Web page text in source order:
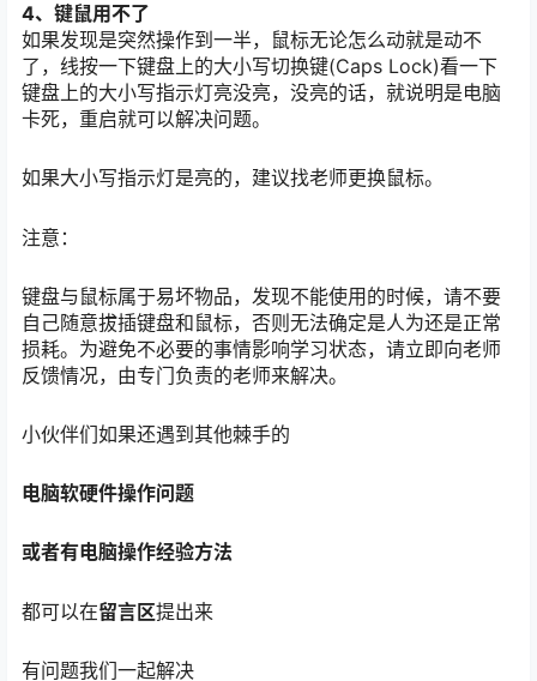
4、键鼠用不了
如果发现是突然操作到一半，鼠标无论怎么动就是动不
了，线按一下键盘上的大小写切换键(Caps Lock)看一下
键盘上的大小写指示灯亮没亮，没亮的话，就说明是电脑
卡死，重启就可以解决问题。
如果大小写指示灯是亮的，建议找老师更换鼠标。
注意：
键盘与鼠标属于易坏物品，发现不能使用的时候，请不要
自己随意拔插键盘和鼠标，否则无法确定是人为还是正常
损耗。为避免不必要的事情影响学习状态，请立即向老师
反馈情况，由专门负责的老师来解决。
小伙伴们如果还遇到其他棘手的
电脑软硬件操作问题
或者有电脑操作经验方法
都可以在留言区提出来
有问题我们一起解决